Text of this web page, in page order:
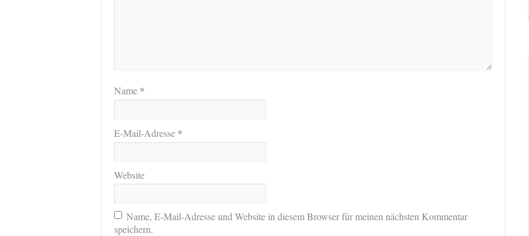
Name *
E-Mail-Adresse *
Website
Name, E-Mail-Adresse und Website in diesem Browser für meinen nächsten Kommentar
speichern.